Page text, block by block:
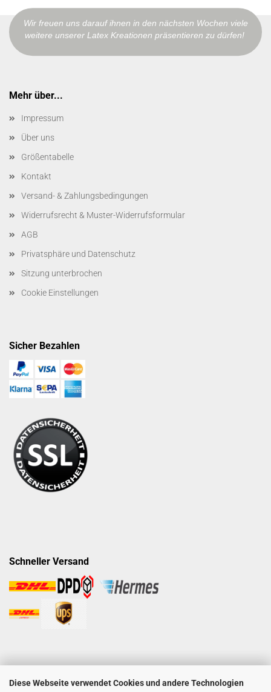
Diese Webseite verwendet Cookies und andere Technologien
Wir freuen uns darauf ihnen in den nächsten Wochen viele
weitere unserer Latex Kreationen präsentieren zu dürfen!
Mehr über...
Impressum
Über uns
Größentabelle
Kontakt
Versand- & Zahlungsbedingungen
Widerrufsrecht & Muster-Widerrufsformular
AGB
Privatsphäre und Datenschutz
Sitzung unterbrochen
Cookie Einstellungen
Sicher Bezahlen
Schneller Versand